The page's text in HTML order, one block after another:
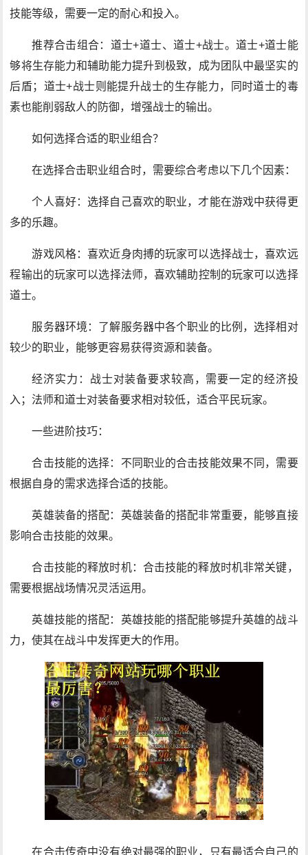
技能等级，需要一定的耐心和投入。
推荐合击组合：道士+道士、道士+战士。道士+道士能
够将生存能力和辅助能力提升到极致，成为团队中最坚实的
后盾；道士+战士则能提升战士的生存能力，同时道士的毒
素也能削弱敌人的防御，增强战士的输出。
如何选择合适的职业组合？
在选择合击职业组合时，需要综合考虑以下几个因素：
个人喜好：选择自己喜欢的职业，才能在游戏中获得更
多的乐趣。
游戏风格：喜欢近身肉搏的玩家可以选择战士，喜欢远
程输出的玩家可以选择法师，喜欢辅助控制的玩家可以选择
道士。
服务器环境：了解服务器中各个职业的比例，选择相对
较少的职业，能够更容易获得资源和装备。
经济实力：战士对装备要求较高，需要一定的经济投
入；法师和道士对装备要求相对较低，适合平民玩家。
一些进阶技巧：
合击技能的选择：不同职业的合击技能效果不同，需要
根据自身的需求选择合适的技能。
英雄装备的搭配：英雄装备的搭配非常重要，能够直接
影响合击技能的效果。
合击技能的释放时机：合击技能的释放时机非常关键，
需要根据战场情况灵活运用。
英雄技能的搭配：英雄技能的搭配能够提升英雄的战斗
力，使其在战斗中发挥更大的作用。
在合击传奇中没有绝对最强的职业，只有最适合自己的